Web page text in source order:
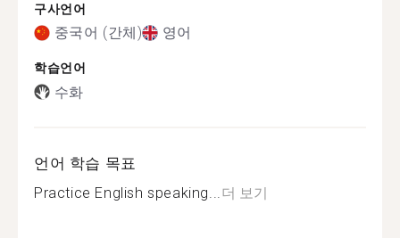
구사언어
중국어 (간체) 영어
학습언어
수화
언어 학습 목표
Practice English speaking... 더 보기